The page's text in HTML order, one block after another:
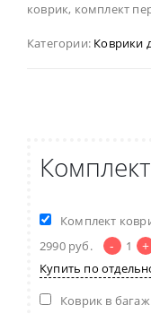
коврик, комплект
Категории: Коврики
Комплект
2990 руб. - 1 +
Купить по
Коврик в